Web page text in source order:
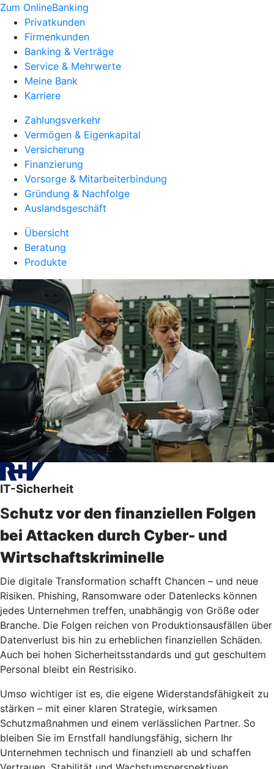
Zum OnlineBanking
Privatkunden
Firmenkunden
Banking & Verträge
Service & Mehrwerte
Meine Bank
Karriere
Zahlungsverkehr
Vermögen & Eigenkapital
Versicherung
Finanzierung
Vorsorge & Mitarbeiterbindung
Gründung & Nachfolge
Auslandsgeschäft
Übersicht
Beratung
Produkte
IT-Sicherheit
Schutz vor den finanziellen Folgen
bei Attacken durch Cyber- und
Wirtschaftskriminelle
Die digitale Transformation schafft Chancen – und neue
Risiken. Phishing, Ransomware oder Datenlecks können
jedes Unternehmen treffen, unabhängig von Größe oder
Branche. Die Folgen reichen von Produktionsausfällen über
Datenverlust bis hin zu erheblichen finanziellen Schäden.
Auch bei hohen Sicherheitsstandards und gut geschultem
Personal bleibt ein Restrisiko.
Umso wichtiger ist es, die eigene Widerstandsfähigkeit zu
stärken – mit einer klaren Strategie, wirksamen
Schutzmaßnahmen und einem verlässlichen Partner. So
bleiben Sie im Ernstfall handlungsfähig, sichern Ihr
Unternehmen technisch und finanziell ab und schaffen